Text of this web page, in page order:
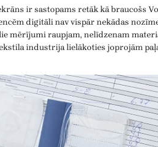
ir sastopams retāk kā braucošs
digitāli nav vispār nekādas
mērījumi raupjam, nelīdzenam
industrija lielākoties joprojām